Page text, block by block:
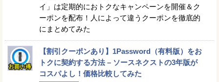
イ」は定期的におトクなキャンペーンを開催＆ク
ーポンを配布！人によって違うクーポンを徹底的
にまとめてみた
【割引クーポンあり】1Password（有料版）をお
トクに契約する方法 – ソースネクストの3年版が
コスパよし！価格比較してみた